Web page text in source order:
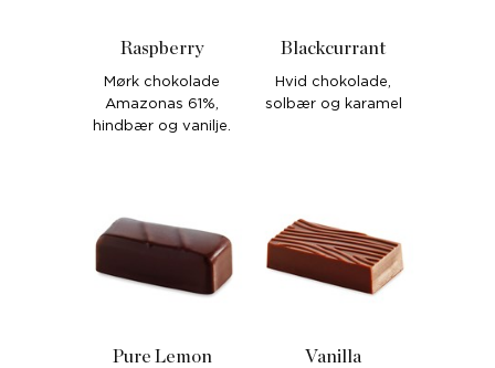
Raspberry
Mørk chokolade
Amazonas 61%,
hindbær og vanilje.
Blackcurrant
Hvid chokolade,
solbær og karamel
Pure Lemon Vanilla